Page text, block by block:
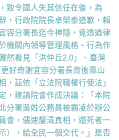
致令國人失其信任在後，為
，行政院院長卓榮泰道歉，賴
容分署長迄今神隱，竟透過律
機關內領導管理風格、行為作
然看見「洪仲丘2.0」、臺灣
好奇謝宜容分署長背後靠山
，茲依「立法院職權行使法」
，建請院會作成決議：「本院
分署吳姓公務員被霸凌於辦公
會，儘速釐清真相，還死者一
），給全民一個交代。」是否